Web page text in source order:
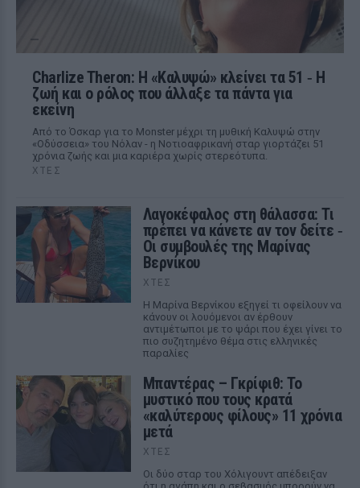
Charlize Theron: Η «Καλυψώ» κλείνει τα 51 ‑ H
ζωή και ο ρόλος που άλλαξε τα πάντα για
εκείνη
Από το Όσκαρ για το Monster μέχρι τη μυθική Καλυψώ στην
«Οδύσσεια» του Νόλαν - η Νοτιοαφρικανή σταρ γιορτάζει 51
χρόνια ζωής και μια καριέρα χωρίς στερεότυπα.
ΧΤΕΣ
Λαγοκέφαλος στη θάλασσα: Τι
πρέπει να κάνετε αν τον δείτε ‑
Οι συμβουλές της Μαρίνας
Βερνίκου
ΧΤΕΣ
Η Μαρίνα Βερνίκου εξηγεί τι οφείλουν να
κάνουν οι λουόμενοι αν έρθουν
αντιμέτωποι με το ψάρι που έχει γίνει το
πιο συζητημένο θέμα στις ελληνικές
παραλίες
Μπαντέρας – Γκρίφιθ: Το
μυστικό που τους κρατά
«καλύτερους φίλους» 11 χρόνια
μετά
ΧΤΕΣ
Οι δύο σταρ του Χόλιγουντ απέδειξαν